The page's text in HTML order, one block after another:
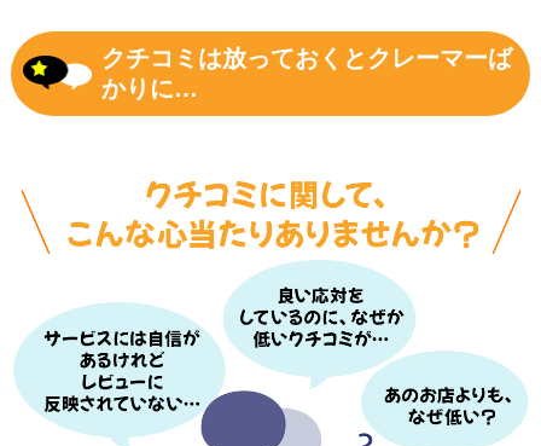
クチコミは放っておくとクレーマーば
かりに…